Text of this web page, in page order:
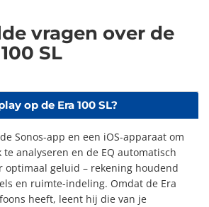
vragen over de
SL
op de Era 100 SL?
Sonos-app en een iOS-apparaat om
te analyseren en de EQ automatisch
optimaal geluid – rekening houdend
en ruimte-indeling. Omdat de Era
heeft, leent hij die van je